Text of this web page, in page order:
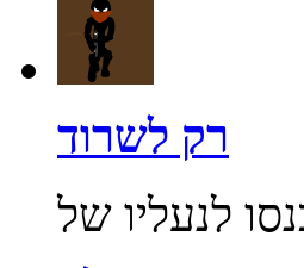
רק לשרוד